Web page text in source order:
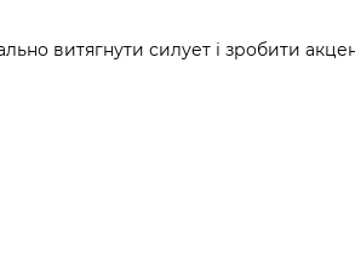
витягнути силует і зробити